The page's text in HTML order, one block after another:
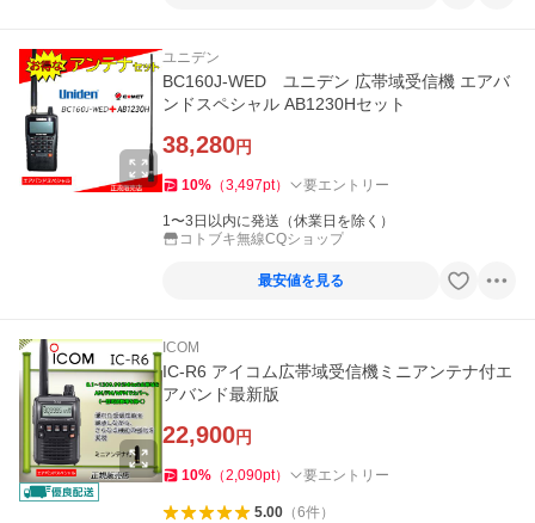
ユニデン
BC160J-WED ユニデン 広帯域受信機 エアバ
ンドスペシャル AB1230Hセット
38,280円
10% （3,497pt） 要エントリー
1〜3日以内に発送（休業日を除く）
コトブキ無線CQショップ
最安値を見る
ICOM
IC-R6 アイコム広帯域受信機ミニアンテナ付エ
アバンド最新版
22,900円
10% （2,090pt） 要エントリー
5.00（6件）